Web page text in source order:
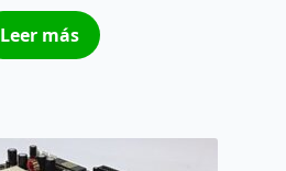
Leer más